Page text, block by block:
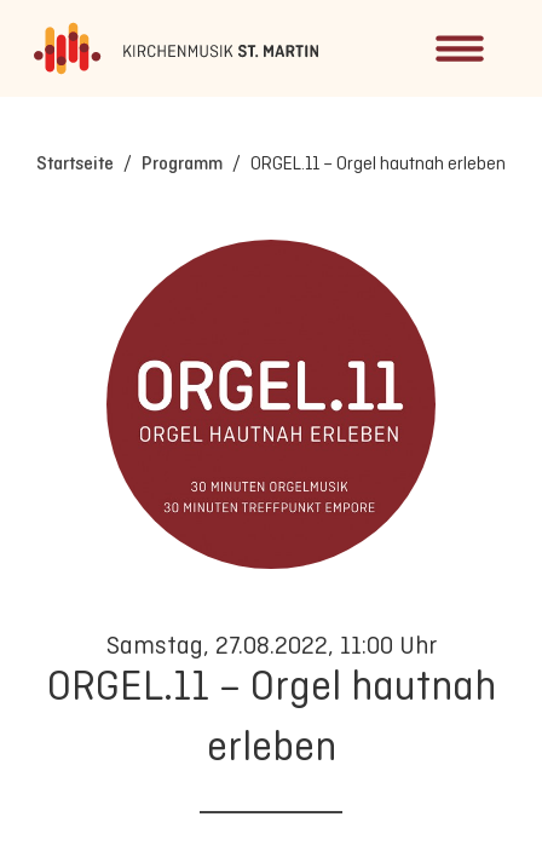
Startseite / Programm / ORGEL.11 – Orgel hautnah erleben
Samstag, 27.08.2022, 11:00 Uhr
ORGEL.11 – Orgel hautnah
erleben